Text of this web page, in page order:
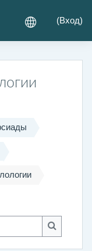
(Вход)
Искать